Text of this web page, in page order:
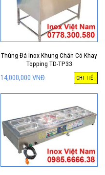
Thùng Đá Inox Khung Chân Có Khay
Topping TD-TP33
14,000,000 VNĐ CHI TIẾT